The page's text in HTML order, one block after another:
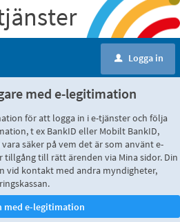
u Logga in
med e-legitimation
för att logga in i e-tjänster och följa
t ex BankID eller Mobilt BankID,
säker på vem det är som använt e-
till rätt ärenden via Mina sidor. Din
vid kontakt med andra myndigheter,